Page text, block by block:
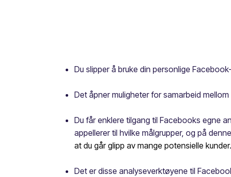
Du slipper å bruke din personlige
Det åpner muligheter for samarbeid
Du får enklere tilgang til Facebooks egne
appellerer til hvilke målgrupper, og på
at du går glipp av mange potensielle kunder.
Det er disse analyseverktøyene til